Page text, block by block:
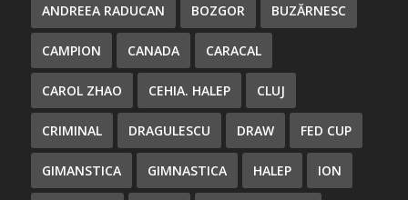
ANDREEA RADUCAN BOZGOR BUZĂRNESC
CAMPION CANADA CARACAL
CAROL ZHAO CEHIA. HALEP CLUJ
CRIMINAL DRAGULESCU DRAW FED CUP
GIMANSTICA GIMNASTICA HALEP ION